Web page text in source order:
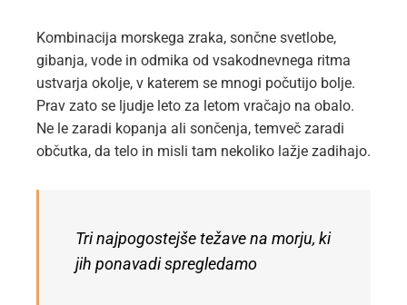
Kombinacija morskega zraka, sončne svetlobe,
gibanja, vode in odmika od vsakodnevnega ritma
ustvarja okolje, v katerem se mnogi počutijo bolje.
Prav zato se ljudje leto za letom vračajo na obalo.
Ne le zaradi kopanja ali sončenja, temveč zaradi
občutka, da telo in misli tam nekoliko lažje zadihajo.
Tri najpogostejše težave na morju, ki
jih ponavadi spregledamo